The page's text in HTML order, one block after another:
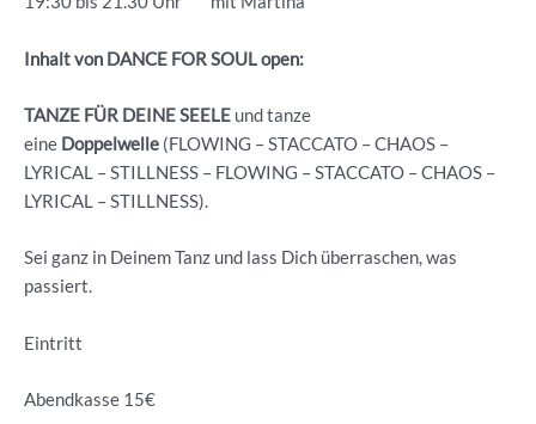
Inhalt von DANCE FOR SOUL open:
TANZE FÜR DEINE SEELE und tanze
eine Doppelwelle (FLOWING – STACCATO – CHAOS –
LYRICAL – STILLNESS – FLOWING – STACCATO – CHAOS –
LYRICAL – STILLNESS).
Sei ganz in Deinem Tanz und lass Dich überraschen, was
passiert.
Eintritt
Abendkasse 15€